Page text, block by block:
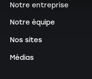
Notre entreprise
Notre équipe
Nos sites
Médias